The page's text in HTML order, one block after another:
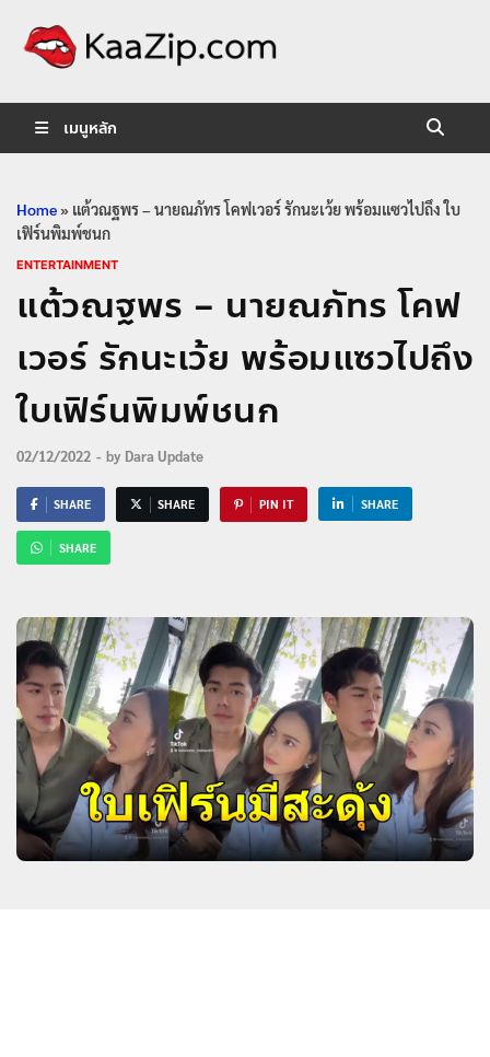
เมนูหลัก
Home» แต้วณฐพร – นายณภัทร โคฟเวอร์ รักนะเว้ย พร้อมแซวไปถึง ใบ
เฟิร์นพิมพ์ชนก
ENTERTAINMENT
แต้วณฐพร – นายณภัทร โคฟ
เวอร์ รักนะเว้ย พร้อมแซวไปถึง
ใบเฟิร์นพิมพ์ชนก
02/12/2022 - by Dara Update
SHARE SHARE PIN IT SHARE
SHARE